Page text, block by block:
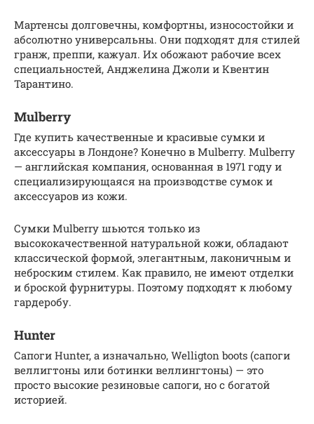
Мартенсы долговечны, комфортны, износостойки и
абсолютно универсальны. Они подходят для стилей
гранж, преппи, кажуал. Их обожают рабочие всех
специальностей, Анджелина Джоли и Квентин
Тарантино.
Mulberry
Где купить качественные и красивые сумки и
аксессуары в Лондоне? Конечно в Mulberry. Mulberry
— английская компания, основанная в 1971 году и
специализирующаяся на производстве сумок и
аксессуаров из кожи.
Сумки Mulberry шьются только из
высококачественной натуральной кожи, обладают
классической формой, элегантным, лаконичным и
неброским стилем. Как правило, не имеют отделки
и броской фурнитуры. Поэтому подходят к любому
гардеробу.
Hunter
Сапоги Hunter, а изначально, Welligton boots (сапоги
веллигтоны или ботинки веллингтоны) — это
просто высокие резиновые сапоги, но с богатой
историей.